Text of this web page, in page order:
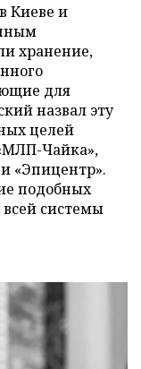
Киеве и
хранение,
для
назвал эту
целей
Чайка»,
«Эпицентр».
подобных
всей системы